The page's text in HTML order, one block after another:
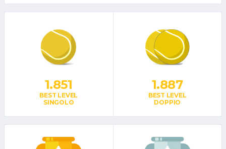
1.851
BEST LEVEL
SINGOLO
1.887
BEST LEVEL
DOPPIO